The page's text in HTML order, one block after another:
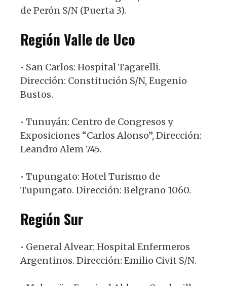
de Perón S/N (Puerta 3).
Región Valle de Uco
• San Carlos: Hospital Tagarelli.
Dirección: Constitución S/N, Eugenio
Bustos.
• Tunuyán: Centro de Congresos y
Exposiciones “Carlos Alonso”, Dirección:
Leandro Alem 745.
• Tupungato: Hotel Turismo de
Tupungato. Dirección: Belgrano 1060.
Región Sur
• General Alvear: Hospital Enfermeros
Argentinos. Dirección: Emilio Civit S/N.